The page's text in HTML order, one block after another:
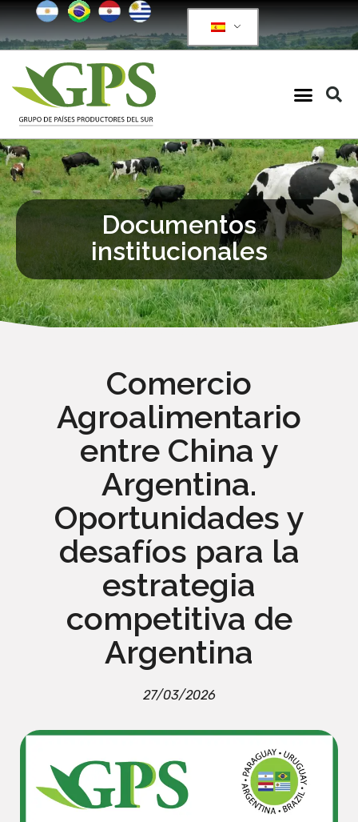
Documentos
institucionales
Comercio
Agroalimentario
entre China y
Argentina.
Oportunidades y
desafíos para la
estrategia
competitiva de
Argentina
27/03/2026